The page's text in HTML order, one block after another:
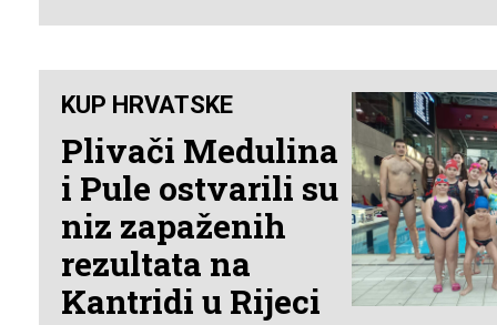
KUP HRVATSKE
Plivači Medulina
i Pule ostvarili su
niz zapaženih
rezultata na
Kantridi u Rijeci